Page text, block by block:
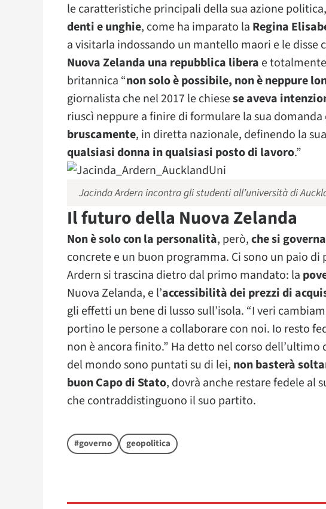
le caratteristiche principali della sua azione
denti e unghie, come ha imparato la Regina
a visitarla indossando un mantello maori e le disse
Nuova Zelanda una repubblica libera e
britannica “non solo è possibile, non è neppure
giornalista che nel 2017 le chiesese aveva
riuscì neppure a finire di formulare la sua
bruscamente, in diretta nazionale, definendo la
qualsiasi donna in qualsiasi posto di lavoro.”
Jacinda Ardern incontra gli studenti all’università di
Il futuro della Nuova Zelanda
Non è solo con la personalità, però,che si
concrete e un buon programma. Ci sono un paio
Ardern si trascina dietro dal primo mandato: la
Nuova Zelanda, e l’accessibilità dei prezzi di
gli effetti un bene di lusso sull’isola. “I veri
portino le persone a collaborare con noi. Io resto
non è ancora finito.” Ha detto nel corso
del mondo sono puntati su di lei, non basterà
buon Capo di Stato, dovrà anche restare fedele al
che contraddistinguono il suo partito.
#governo geopolitica